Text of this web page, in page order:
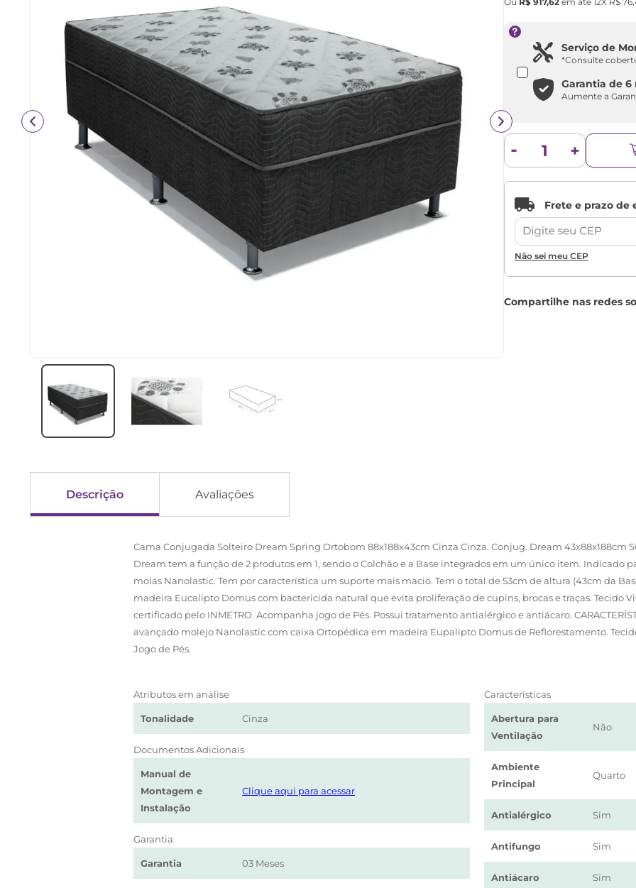
Serviço de
*Consulte
Garantia de6
Aumente a
Não sei meu CEP
Descrição Avaliações
Cama Conjugada Solteiro Dream Spring Ortobom 88x188x43cm Cinza Cinza. Conjug. Dream 43x88x188cm
Dream tem a função de 2 produtos em 1, sendo o Colchão e a Base integrados em um único item. Indicado
molas Nanolastic. Tem por característica um suporte mais macio. Tem o total de 53cm de altura (43cm da
madeira Eucalipto Domus com bactericida natural que evita proliferação de cupins, brocas e traças. Tecido
certificado pelo INMETRO. Acompanha jogo de Pés. Possui tratamento antialérgico e antiácaro.
avançado molejo Nanolastic com caixa Ortopédica em madeira Eupalipto Domus de Reflorestamento.
Jogo de Pés.
Atributos em análise
Tonalidade Cinza
Documentos Adicionais
Manual de
Montagem e
Instalação
Clique aqui para acessar
Garantia
Garantia 03 Meses
Características
Abertura para
Ventilação
Não
Ambiente
Principal
Quarto
Antialérgico Sim
Antifungo Sim
Antiácaro Sim